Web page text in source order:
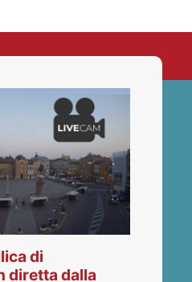
di
diretta dalla